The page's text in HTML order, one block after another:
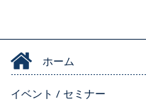
ホーム
イベント / セミナー